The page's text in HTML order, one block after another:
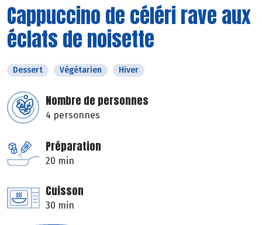
Cappuccino de céléri rave aux
éclats de noisette
Dessert Végétarien Hiver
Nombre de personnes
4 personnes
Préparation
20 min
Cuisson
30 min